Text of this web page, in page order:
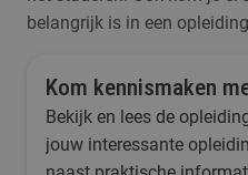
belangrijk is in een
Kom kennismaken
Bekijk en lees de
jouw interessante